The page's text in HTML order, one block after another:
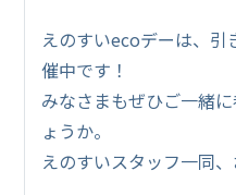
えのすいecoデーは、
催中です！
みなさまもぜひご一緒
ょうか。
えのすいスタッフ一同